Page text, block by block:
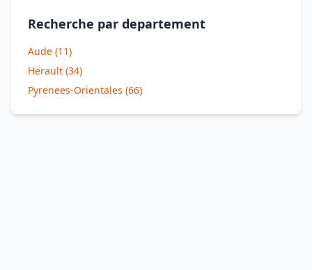
Recherche par departement
Aude (11)
Herault (34)
Pyrenees-Orientales (66)